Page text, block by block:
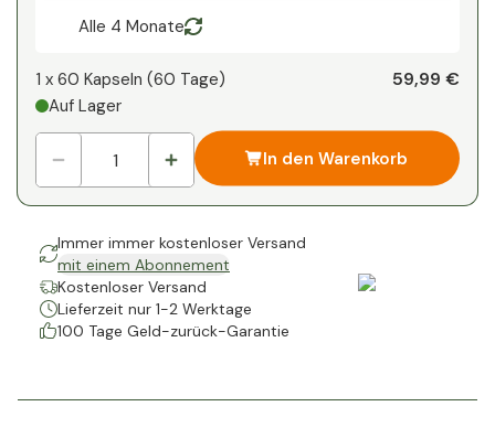
Alle 4 Monate
1 x 60 Kapseln (60 Tage)
Auf Lager
59,99 €
In den Warenkorb
Immer immer kostenloser Versand
mit einem Abonnement
Kostenloser Versand
Lieferzeit nur 1-2 Werktage
100 Tage Geld-zurück-Garantie